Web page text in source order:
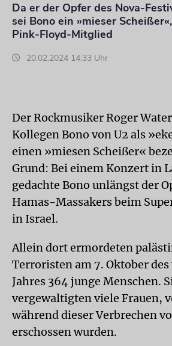
Da er der Opfer des Nova-
sei Bono ein »mieser
Pink-Floyd-Mitglied
20.02.2024 14:33 Uhr
Der Rockmusiker Roger
Kollegen Bono von U2 als
einen »miesen Scheißer«
Grund: Bei einem Konzert in
gedachte Bono unlängst der
Hamas-Massakers beim
in Israel.
Allein dort ermordeten
Terroristen am 7. Oktober
Jahres 364 junge Menschen.
vergewaltigten viele Frauen,
während dieser Verbrechen
erschossen wurden.